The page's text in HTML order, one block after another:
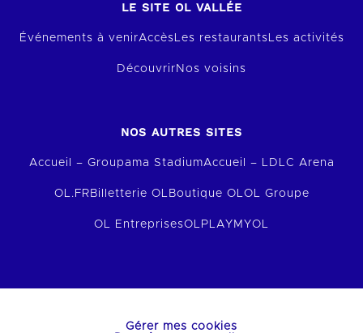
LE SITE OL VALLÉE
Événements à venirAccèsLes restaurantsLes activités
Découvrir Nos voisins
NOS AUTRES SITES
Accueil – Groupama StadiumAccueil – LDLC Arena
OL.FR Billetterie OL Boutique OLOL Groupe
OL EntreprisesOLPLAY MYOL
Gérer mes cookies